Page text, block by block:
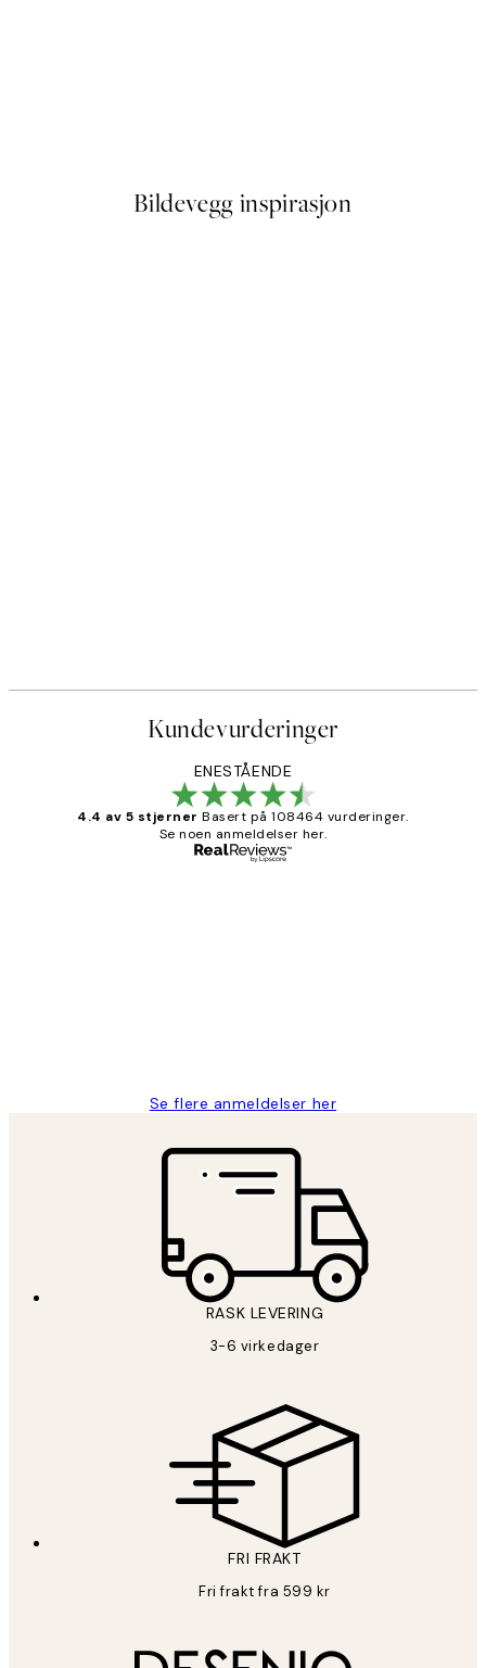
Bildevegg inspirasjon
Kundevurderinger
ENESTÅENDE
4.4 av 5 stjerner Basert på 108464 vurderinger.
Se noen anmeldelser her.
Se flere anmeldelser her
RASK LEVERING
3-6 virkedager
FRI FRAKT
Fri frakt fra 599 kr